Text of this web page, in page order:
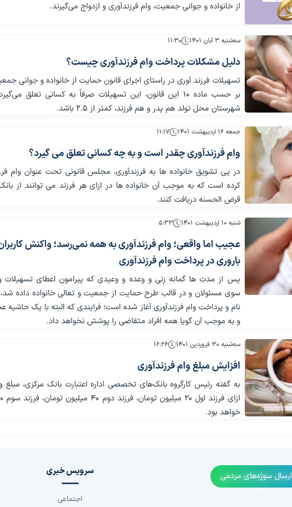
از خانواده و جوانی جمعیت، وام فرزندآوری و ازدواج می‌گیرند.
سه‌شنبه ۳ آبان ۱۴۰۱ ۱۱:۳۰
دلیل مشکلات پرداخت وام فرزندآوری چیست؟
تسهیلات فرزند آوری در راستای اجرای قانون حمایت از خانواده و جوانی
بر حسب ماده ۱۰ این قانون، این تسهیلات صرفاً به کسانی تعلق
شهرستان محل تولد هم پدر و هم فرزند، کمتر از ۲.۵ باشد.
جمعه ۱۶ اردیبهشت ۱۴۰۱ ۱۱:۱۷
وام فرزندآوری چقدر است و به چه کسانی تعلق می گیرد؟
در پی تشویق خانواده ها به فرزندآوری، مجلس قانونی تحت عنوان وام
کرده است که به موجب آن خانواده ها در ازای هر فرزند می توانند از
قرض الحسنه دریافت کنند.
شنبه ۱۰ اردیبهشت ۱۴۰۱ ۵:۳۳
عجیب اما واقعی؛ وام فرزندآوری به همه نمی‌رسد؛ واکنش
باروری در پرداخت وام فرزندآوری
پس از مدت ها گمانه زنی و وعده و وعیدی که پیرامون اعطای تسهیلات
سوی مسئولان و در قالب طرح حمایت از جمعیت و تعالی خانواده داده شد،
نام و پرداخت وام فرزندآوری آغاز شده است؛ فرایندی که البته با یک
و به موجب آن گویا همه افراد متقاضی را پوشش نخواهد داد.
سه‌شنبه ۳۰ فروردین ۱۴۰۱ ۱۶:۲۶
افزایش مبلغ وام فرزندآوری
به گفته رئیس کارگروه بانک‌های تخصصی اداره اعتبارت بانک مرکزی، مبلغ
خواهد بود.
ارسال سوژه‌های مردمی سرویس خبری
اجتماعی